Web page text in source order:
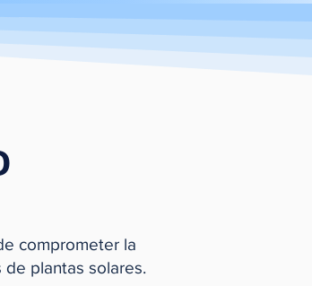
comprometer la
plantas solares.